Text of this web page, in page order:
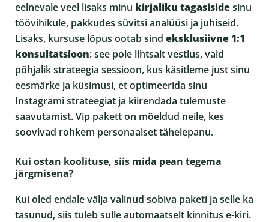
eelnevale veel lisaks minu kirjaliku tagasisidesinu
töövihikule, pakkudes süvitsi analüüsi ja juhiseid.
Lisaks, kursuse lõpus ootab sind eksklusiivne 1:1
konsultatsioon: see pole lihtsalt vestlus, vaid
põhjalik strateegia sessioon, kus käsitleme just sinu
eesmärke ja küsimusi, et optimeerida sinu
Instagrami strateegiat ja kiirendada tulemuste
saavutamist. Vip pakett on mõeldud neile, kes
soovivad rohkem personaalset tähelepanu.
Kui ostan koolituse, siis mida pean tegema
järgmisena?
Kui oled endale välja valinud sobiva paketi ja selle ka
tasunud, siis tuleb sulle automaatselt kinnitus e-kiri.